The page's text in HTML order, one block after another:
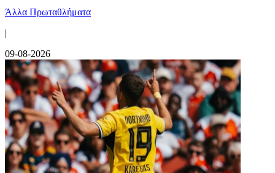
Άλλα Πρωταθλήματα
|
09-08-2026